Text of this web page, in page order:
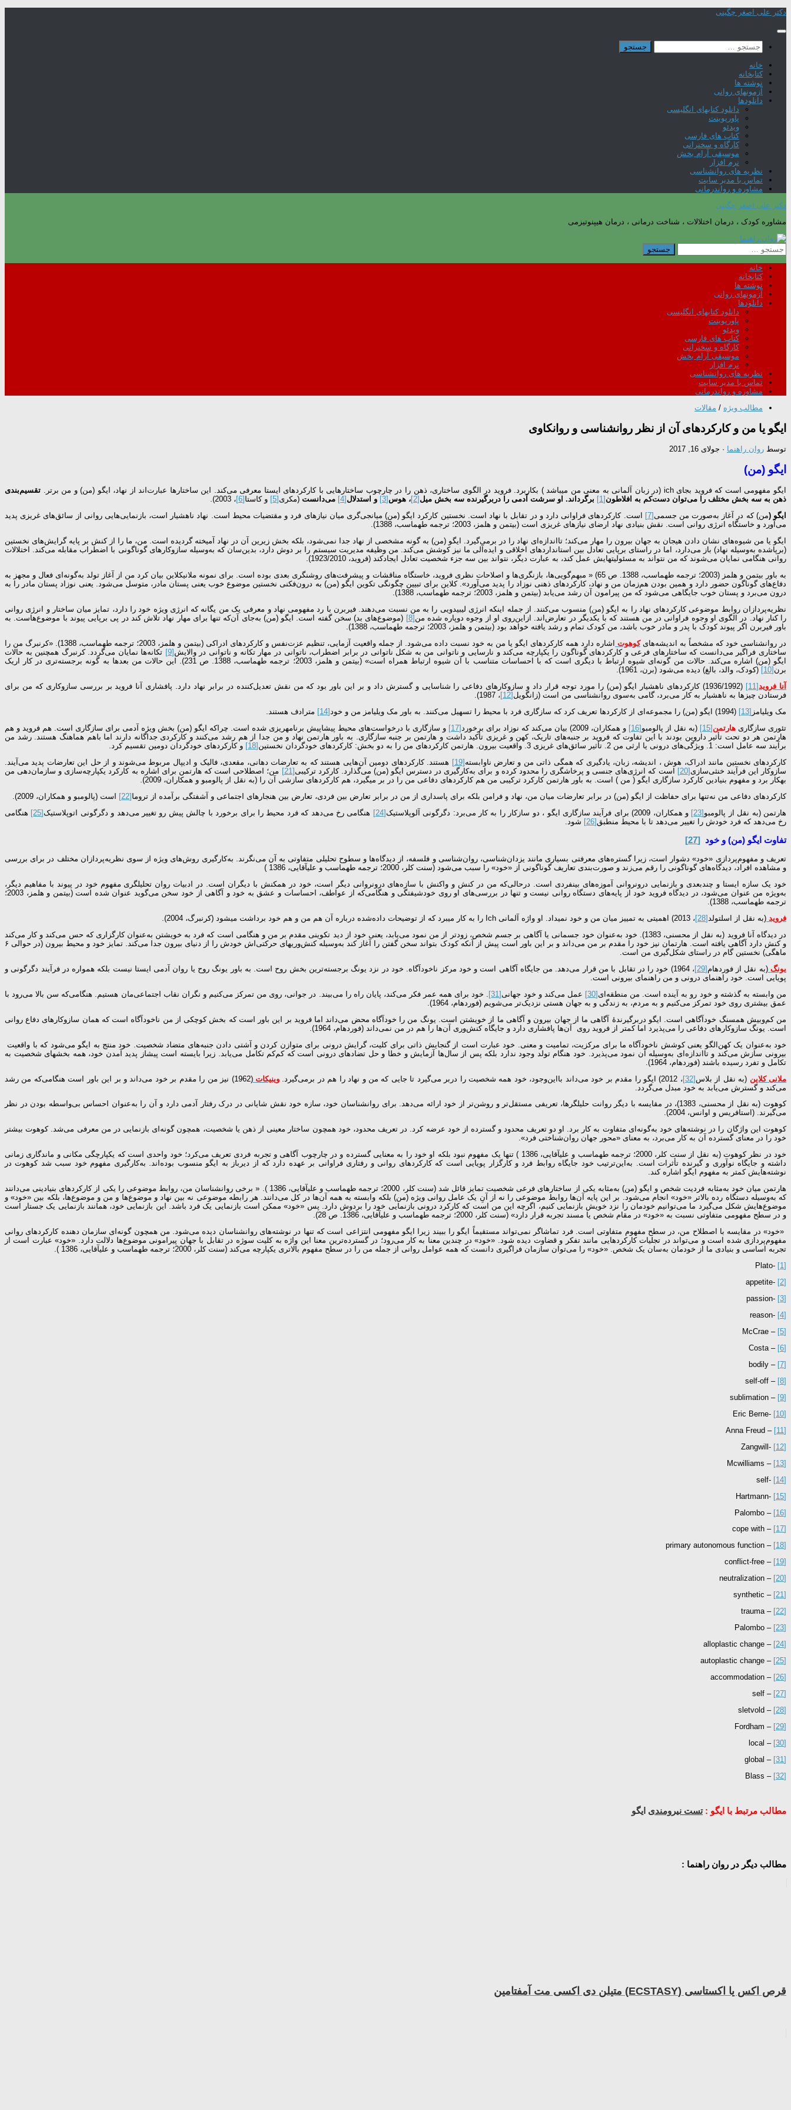
Skip
content
دکتر علی اصغر چگینی
جستجو
برای:
خانه
کتابخانه
نوشته ها
آزمونهای روانی
دانلودها
دانلود کتابهای انگلیسی
پاورپوینت
ویدئو
کتاب های فارسی
کارگاه و سخنرانی
موسیقی آرام بخش
نرم افزار
نظریه های روانشناسی
تماس با مدیر سایت
مشاوره و رواندرمانی
دکتر علی اصغر چگینی
مشاوره کودک ، درمان اختلالات ، شناخت درمانی ، درمان هیپنوتیزمی
جستجو
برای:
خانه
کتابخانه
نوشته ها
آزمونهای روانی
دانلودها
دانلود کتابهای انگلیسی
پاورپوینت
ویدئو
کتاب های فارسی
کارگاه و سخنرانی
موسیقی آرام بخش
نرم افزار
نظریه های روانشناسی
تماس با مدیر سایت
مشاوره و رواندرمانی
مطالب ویژه / مقالات
ایگو یا من و کارکردهای آن از نظر روانشناسی و روانکاوی
توسط روان راهنما · جولای 16, 2017
ایگو (من)
ایگو مفهومی است که فروید بجای ich (در زبان آلمانی به معنی من میباشد ) بکاربرد. فروید در الگوی ساختاری، ذهن را در چارچوب ساختارهایی با کارکردهای ایستا معرفی می‌کند. این ساختارها عبارت‌اند از نهاد، ایگو (من) و من برتر.
تقسیم‌بندی
ذهن به سه بخش مختلف را می‌توان دست‌کم به افلاطون [1] برگرداند. او سرشت آدمی را دربرگیرنده سه بخش میل [2] ، هوس [3] و استدلال [4] می‌دانست (مکری[5] و کاستا [6]
، 2003).
ایگو (من) که در آغاز به‌صورت من جسمی[7]
است. کارکردهای فراوانی دارد و در تقابل با نهاد است. نخستین کارکرد ایگو (من) میانجی‌گری میان نیازهای فرد و مقتضیات محیط است. نهاد ناهشیار است، بازنمایی‌هایی روانی از سائق‌های غریزی پدید
می‌آورد و خاستگاه انرژی روانی است. نقش بنیادی نهاد ارضای نیازهای غریزی است (بیتمن و هلمز، 2003؛ ترجمه طهماسب، 1388).
ایگو یا من شیوه‌های نشان دادن هیجان به جهان بیرون را مهار می‌کند؛ تااندازه‌ای نهاد را در برمی‌گیرد. ایگو (من) به گونه مشخصی از نهاد جدا نمی‌شود، بلکه بخش زیرین آن در نهاد آمیخته گردیده است. من، ما را از کنش بر پایه گرایش‌های نخستین
(برپاشده به‌وسیله نهاد) باز می‌دارد، اما در راستای برپایی تعادل بین استانداردهای اخلاقی و ایده‌آلی ما نیز کوشش می‌کند. من وظیفه مدیریت سیستم را بر دوش دارد، بدین‌سان که به‌وسیله سازوکارهای گوناگونی با اضطراب مقابله می‌کند. اختلالات
روانی هنگامی نمایان می‌شوند که من نتواند به مسئولیت­هایش عمل کند، به عبارت دیگر، نتواند بین سه جزء شخصیت تعادل ایجادکند (فروید، 1923/2010).
به باور بیتمن و هلمز (2003؛ ترجمه طهماسب، 1388. ص 65) « مبهم‌گویی‌ها، بازنگری‌ها و اصلاحات نظری فروید، خاستگاه مناقشات و پیشرفت‌های روشنگری بعدی بوده است. برای نمونه ملانی­کلاین بیان کرد من از آغاز تولد به‌گونه‌ای فعال و مجهز به
دفاع‌های گوناگون حضور دارد و همین بودن هم‌زمان من و نهاد، کارکردهای ذهنی نوزاد را پدید می‌آورد». کلاین برای تبیین چگونگی تکوین ایگو (من) به درون‌فکنی نخستین موضوع خوب یعنی پستان مادر، متوسل می‌شود. یعنی نوزاد پستان مادر را به
درون می‌برد و پستان خوب جایگاهی می‌شود که من پیرامون آن رشد می‌یابد (بیتمن و هلمز، 2003؛ ترجمه طهماسب، 1388).
نظریه‌پردازان روابط موضوعی کارکردهای نهاد را به ایگو (من) منسوب می‌کنند. از جمله این­که انرژی لیبیدویی را به من نسبت می‌دهند. فیربرن با رد مفهومی نهاد و معرفی یک من یگانه که انرژی ویژه خود را دارد، تمایز میان ساختار و انرژی روانی
را کنار نهاد. در الگوی او وجوه فراوانی در من هستند که با یکدیگر در تعارض‌اند. ازاین‌روی او از وجوه دوپاره شده من [8]
(موضوع‌های بد) سخن گفته است. ایگو (من) به‌جای آن‌که تنها برای مهار نهاد تلاش کند در پی برپایی پیوند با موضوع‌هاست. به
باور فیربرن اگر پیوند کودک با پدر و مادر خوب باشد، من کودک تمام و رشد یافته خواهد بود (بیتمن و هلمز، 2003؛ ترجمه طهماسب، 1388).
در روان­شناسی خود که مشخصاً به اندیشه‌هایکوهوت
اشاره دارد همه کارکردهای ایگو یا من به خود نسبت داده می‌شود. از جمله واقعیت آزمایی، تنظیم عزت‌نفس و کارکردهای ادراکی (بیتمن و هلمز، 2003؛ ترجمه طهماسب، 1388). «کرنبرگ من را
ساختاری فراگیر می‌دانست که ساختارهای فرعی و کارکردهای گوناگون را یکپارچه می‌کند و نارسایی و ناتوانی من به شکل ناتوانی در برابر اضطراب، ناتوانی در مهار تکانه و ناتوانی در والایش [9]
تکانه‌ها نمایان می‌گردد. کرنبرگ همچنین به حالات
ایگو (من) اشاره می‌کند. حالات من گونه‌ای شیوه ارتباط با دیگری است که با احساسات متناسب با آن شیوه ارتباط همراه است» (بیتمن و هلمز، 2003؛ ترجمه طهماسب، 1388. ص 231). این حالات من بعدها به گونه برجسته‌تری در کار اریک
برن [10]
(کودک، والد، بالغ) دیده می‌شود (برن، 1961).
آنا فروید[11]
(1936/1992) کارکردهای ناهشیار ایگو (من) را مورد توجه قرار داد و سازوکارهای دفاعی را شناسایی و گسترش داد و بر این باور بود که من نقش تعدیل‌کننده در برابر نهاد دارد. پافشاری آنا فروید بر بررسی سازوکاری که من برای
فرستادن چیزها به ناهشیار به کار می‌برد، گامی به‌سوی روان­شناسی من است (زانگویل [12]
، 1987).
مک ویلیامز [13] (1994) ایگو (من) را مجموعه‌ای از کارکردها تعریف کرد که سازگاری فرد با محیط را تسهیل می‌کنند. به باور مک ویلیامز من و خود [14]
مترادف هستند.
تئوری سازگاری هارتمن[15] (به نقل از پالومبو[16] و همکاران، 2009) بیان می‌کند که نوزاد برای برخورد [17]
و سازگاری با درخواست‌های محیط پیشاپیش برنامه­ریزی شده است. چراکه ایگو (من) بخش ویژه آدمی برای سازگاری است. هم فروید و هم
هارتمن هر دو تحت تأثیر داروین بودند با این تفاوت که فروید بر جنبه‌های تاریک، کهن و غریزی تأکید داشت و هارتمن بر جنبه سازگاری. به باور هارتمن نهاد و من جدا از هم رشد می‌کنند و کارکردی جداگانه دارند اما باهم هماهنگ هستند. رشد من
برآیند سه عامل است: 1. ویژگی‌های درونی یا ارثی من 2. تأثیر سائق‌های غریزی 3. واقعیت بیرون. هارتمن کارکردهای من را به دو بخش: کارکردهای خودگردان نخستین
[18]
و کارکردهای خودگردان دومین تقسیم کرد.
کارکردهای نخستین مانند ادراک، هوش ، اندیشه، زبان، یادگیری که همگی ذاتی من و تعارض ناوابسته[19]
هستند. کارکردهای دومین آن‌هایی هستند که به تعارضات دهانی، مقعدی، فالیک و ادیپال مربوط می‌شوند و از حل این تعارضات پدید می‌آیند.
سازوکار این فرآیند خنثی‌سازی[20] است که انرژی‌های جنسی و پرخاشگری را محدود کرده و برای به‌کارگیری در دسترس ایگو (من) می‌گذارد. کارکرد ترکیبی[21]
من؛ اصطلاحی است که هارتمن برای اشاره به کارکرد یکپارچه‌سازی و سازمان‌دهی من
به­کار برد و مفهوم بنیادین کارکرد سازگاری ایگو ( من ) است. به باور هارتمن کارکرد ترکیبی من هم کارکردهای دفاعی من را در بر می­گیرد، هم کارکردهای سازشی آن را (به نقل از پالومبو و همکاران، 2009).
کارکردهای دفاعی من نه‌تنها برای حفاظت از ایگو (من) در برابر تعارضات میان من، نهاد و فرامن بلکه برای پاسداری از من در برابر تعارض بین فردی، تعارض بین هنجارهای اجتماعی و آشفتگی برآمده از تروما[22]
است (پالومبو و همکاران، 2009).
هارتمن (به نقل از پالومبو[23] و همکاران، 2009) برای فرآیند سازگاری ایگو ، دو سازکار را به کار می‌برد: دگرگونی آلو­پلاستیک [24] هنگامی رخ می‌دهد که فرد محیط را برای برخورد با چالش پیش رو تغییر می‌دهد و دگرگونی اتوپلاستیک[25]
هنگامی
رخ می‌دهد که فرد خودش را تغییر می‌دهد تا با محیط منطبق[26] شود.
تفاوت ایگو (من) و خود [27]
تعریف و مفهوم‌پردازی «خود» دشوار است، زیرا گستره‌های معرفتی بسیاری مانند یزدان‌شناسی، روان‌شناسی و فلسفه، از دیدگاه‌ها و سطوح تحلیلی متفاوتی به آن می‌نگرند. به‌کارگیری روش‌های ویژه از سوی نظریه‌پردازان مختلف در برای بررسی
و مشاهده افراد، دیدگاه‌های گوناگونی را رقم می‌زند و صورت‌بندی تعاریف گوناگونی از «خود» را سبب می‌شود (سنت کلر، 2000؛ ترجمه طهماسب و علی­آقایی، 1386 )
خود یک سازه ایستا و چندبعدی و بازنمایی درون­روانی آموزه‌های بین­فردی است. درحالی‌که من در کنش و واکنش با سازه‌های درون­روانی دیگر است، خود در همکنش با دیگران است. در ادبیات روان­ تحلیل­گری مفهوم خود در پیوند با مفاهیم دیگر،
به‌ویژه من عنوان می‌شود، در دیدگاه فروید خود از پایه‌های دستگاه روانی نیست و تنها در بررسی‌های او روی خودشیفتگی و هنگامی‌که از عواطف، احساسات و عشق به خود و آگاهی از خود سخن می‌گوید عنوان شده است (بیتمن و هلمز، 2003؛
ترجمه طهماسب، 1388).
فروید (به نقل از اسلتولد [28]
، 2013) اهمیتی به تمییز میان من و خود نمی­داد. او واژه آلمانی Ich را به کار می­برد که از توضیحات داده‌شده درباره آن هم من و هم خود برداشت می­شود (کرنبرگ، 2004).
در دیدگاه آنا فروید (به نقل از محسنی، 1383). خود به‌عنوان خود جسمانی یا آگاهی بر جسم شخص، زودتر از من نمود می‌یابد، یعنی خود از دید تکوینی مقدم بر من و هنگامی است که فرد به خویشتن به‌عنوان کارگزاری که حس می‌کند و کار می‌کند
و کنش دارد آگاهی یافته است. هارتمان نیز خود را مقدم بر من می‌داند و بر این باور است پیش از آن­که کودک بتواند سخن گفتن را آغاز کند به‌وسیله کنش‌وری­های حرکتی‌اش خودش را از دنیای بیرون جدا می‌کند. تمایز خود و محیط بیرون (در حوالی ۶
ماهگی) نخستین گام در راستای شکل‌گیری من است.
یونگ (به نقل از فوردهام[29]
، 1964) خود را در تقابل با من قرار می‌دهد. من جایگاه آگاهی است و خود مركز ناخودآگاه. خود در نزد یونگ برجسته‌ترین بخش روح است. به باور یونگ روح یا روان آدمی ایستا نیست بلكه همواره در فرآیند دگرگونی و
پویایی است. خود راهنمای درونی و من راهنمای بیرونی است.
من وابسته به گذشته و خود رو به آینده است. من منطقه‌ای[30] عمل می‌کند و خود جهانی[31]
. خود برای همه عمر فکر می‌کند، پایان راه را می‌بیند. در جوانی، روی من تمركز می‌کنیم و نگران نقاب اجتماعی‌مان هستیم. هنگامی‌که سن بالا می‌رود با
عمق بیشتری روی خود تمركز می‌کنیم و به مردم، به زندگی و به جهان هستی نزدیک‌تر می‌شویم (فوردهام، 1964).
من کم‌وبیش همسنگ خودآگاهی است. ایگو دربرگیرندۀ آگاهی ما از جهان بیرون و آگاهی ما از خویشتن است. یونگ من را خودآگاه محض می‌داند اما فروید بر این باور است که بخش کوچکی از من ناخودآگاه است که همان سازوکارهای دفاع روانی
است. یونگ سازوکارهای دفاعی را می‌پذیرد اما کمتر از فروید روی آن‌ها پافشاری دارد و جایگاه کنش‌وری آن‌ها را هم در من نمی‌داند (فوردهام، 1964).
خود به‌عنوان یک کهن‌الگو یعنی کوشش ناخودآگاه ما برای مرکزیت، تمامیت و معنی. خود عبارت است از گنجایش ذاتی برای کلیت، گرایش درونی برای متوازن کردن و آشتی دادن جنبه‌های متضاد شخصیت. خود منتج به ایگو می‌شود که با واقعیت
بیرونی سازش می‌کند و تااندازه‌ای به‌وسیله آن نمود می‌پذیرد. خود هنگام تولد وجود ندارد بلکه پس از سال‌ها آزمایش و خطا و حل تضادهای درونی است که کم‌کم تکامل می‌یابد. زیرا بایسته است پیش­از پدید آمدن خود، همه بخش­های شخصیت به
تکامل و تفرد رسیده باشند (فوردهام، 1964).
ملانی­ کلاین (به نقل از بلاس[32] ، 2012) ایگو را مقدم بر خود می‌داند بااین‌وجود، خود همه شخصیت را در­بر می‌گیرد تا جایی که من و نهاد را هم در برمی‌گیرد. وینی­کات
(1962) نیز من را مقدم بر خود می‌داند و بر این باور است هنگامی‌که من رشد
می‌کند و گسترش می‌یابد به خود مبدل می‌گردد.
کوهوت (به نقل از محسنی، 1383)، در مقایسه با دیگر روان­ت حلیل­گرها، تعریفی مستقل‌تر و روشن‌تر از خود ارائه می‌دهد. برای روانشناسان خود، سازه خود نقش شایانی در درک رفتار آدمی دارد و آن را به‌عنوان احساس بی‌واسطه بودن در نظر
می‌گیرند. (استافریس و اوانس، 2004).
کوهوت این واژگان را در نوشته‌های خود به‌گونه‌ای متفاوت به کار برد. او دو تعریف محدود و گسترده از خود عرضه کرد. در تعریف محدود، خود همچون ساختار معینی از ذهن یا شخصیت، همچون گونه‌ای بازنمایی در من معرفی می‌شد. کوهوت بیشتر
خود را در معنای گسترده آن به کار می‌برد، به معنای «محور جهان روان‌شناختی فرد».
خود در نظر کوهوت (به نقل از سنت کلر، 2000؛ ترجمه طهماسب و علی­آقایی، 1386 ) تنها یک مفهوم نبود بلکه او خود را به معنایی گسترده و در چارچوب آگاهی و تجربه فردی تعریف می‌کرد؛ خود واحدی است که یکپارچگی مکانی و ماندگاری زمانی
داشته و جایگاه نوآوری و گیرنده تأثرات است. به‌این‌ترتیب خود جایگاه روابط فرد و کارگزار پویایی است که کارکردهای روانی و رفتاری فراوانی بر عهده دارد که از دیرباز به ایگو منسوب بوده‌اند. به‌کارگیری مفهوم خود سبب شد کوهوت در
نوشته‌هایش کمتر به مفهوم ایگو اشاره کند.
هارتمن میان خود به‌مثابه فردیت شخص و ایگو (من) به‌مثابه یکی از ساختارهای فرعی شخصیت تمایز قائل شد (سنت کلر، 2000؛ ترجمه طهماسب و علی­آقایی، 1386 ). « برخی روان­شناسان من، روابط موضوعی را یکی از کارکردهای بنیادینی می‌دانند
که به‌وسیله دستگاه رده بالاتر «خود» انجام می‌شود. بر این پایه آن‌ها روابط موضوعی را نه از آنِ یک عامل روانی ویژه (من) بلکه وابسته به همه آن‌ها در کل می‌دانند. هر رابطه موضوعی نه بین نهاد و موضوع‌ها و من و موضوع‌ها، بلکه بین «خود» و
موضوع‌هایش شکل می‌گیرد ما می‌توانیم خودمان را نزد خویش بازنمایی کنیم، اگرچه این من است که کارکرد درونی بازنمایی خود را بردوش دارد. پس «خود» ممکن است بازنمایی یک فرد باشد. این بازنمایی خود، همانند بازنمایی یک جستار است
و در سطح مفهومی متفاوتی نسبت به «خود» در مقام شخص یا مسند تجربه قرار دارد» (سنت کلر، 2000؛ ترجمه طهماسب و علی­آقایی، 1386. ص 28).
«خود» در مقایسه با اصطلاح من، در سطح مفهوم متفاوتی است. فرد تماشاگر نمی‌تواند مستقیماً ایگو را ببیند زیرا ایگو مفهومی انتزاعی است که تنها در نوشته‌های روان­شناسان دیده می‌شود. من همچون گونه‌ای سازمان دهنده کارکردهای روانی
مفهوم‌پردازی شده است و می‌تواند در تجلیات کارکردهایی مانند تفکر و قضاوت دیده شود. «خود» در چندین معنا به کار می‌رود؛ در گسترده‌ترین معنا این واژه به کلیت سوژه در تقابل با جهان پیرامونی موضوع‌ها دلالت دارد. «خود» عبارت است از
تجربه اساسی و بنیادی ما از خودمان به‌سان یک شخص. «خود» را می‌توان سازمان فراگیری دانست که همه عوامل روانی از جمله من را در سطح مفهوم بالاتری یکپارچه می‌کند (سنت کلر، 2000؛ ترجمه طهماسب و علی­آقایی، 1386 ).
[1]
-Plato
[2]
-appetite
[3]
-passion
[4]
-reason
[5]
– McCrae
[6]
– Costa
[7]
– bodily
[8]
– self-off
[9]
– sublimation
[10]
-Eric Berne
[11]
– Anna Freud
[12]
-Zangwill
[13]
– Mcwilliams
[14]
-self
[15]
-Hartmann
[16]
– Palombo
[17]
– cope with
[18]
– primary autonomous function
[19]
– conflict-free
[20]
– neutralization
[21]
– synthetic
[22]
– trauma
[23]
– Palombo
[24]
– alloplastic change
[25]
– autoplastic change
[26]
– accommodation
[27]
– self
[28]
– sletvold
[29]
– Fordham
[30]
– local
[31]
– global
[32]
– Blass
مطالب مرتبط با ایگو : تست نیرومندی ایگو
مطالب دیگر در روان راهنما :
قرص اکس یا اكستاسی (ECSTASY) متیلن دی اكسی مت آمفتامین